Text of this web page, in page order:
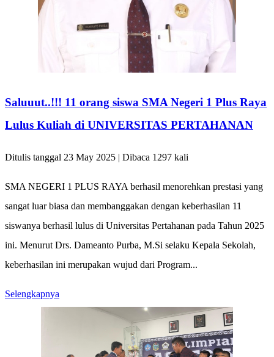
Saluuut..!!! 11 orang siswa SMA Negeri 1 Plus Raya
Lulus Kuliah di UNIVERSITAS PERTAHANAN
Ditulis tanggal 23 May 2025 | Dibaca 1297 kali
SMA NEGERI 1 PLUS RAYA berhasil menorehkan prestasi yang
sangat luar biasa dan membanggakan dengan keberhasilan 11
siswanya berhasil lulus di Universitas Pertahanan pada Tahun 2025
ini. Menurut Drs. Dameanto Purba, M.Si selaku Kepala Sekolah,
keberhasilan ini merupakan wujud dari Program...
Selengkapnya